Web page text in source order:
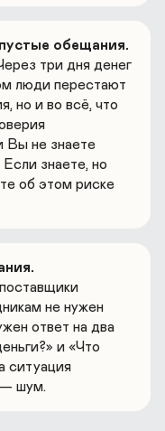
обещания.
три дня денег
люди перестают
но и во всё, что
Вы не знаете
знаете, но
об этом риске
не нужен
ответ на два
и «Что
ситуация
— шум.